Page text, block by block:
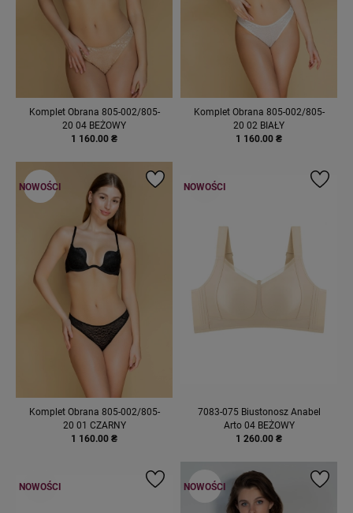
Komplet Obrana 805-002/805-
20 04 BEŻOWY
1 160.00 ₴
Komplet Obrana 805-002/805-
20 02 BIAŁY
1 160.00 ₴
Komplet Obrana 805-002/805-
20 01 CZARNY
1 160.00 ₴
NOWOŚCI
7083-075 Biustonosz Anabel
Arto 04 BEŻOWY
1 260.00 ₴
NOWOŚCI
NOWOŚCI NOWOŚCI